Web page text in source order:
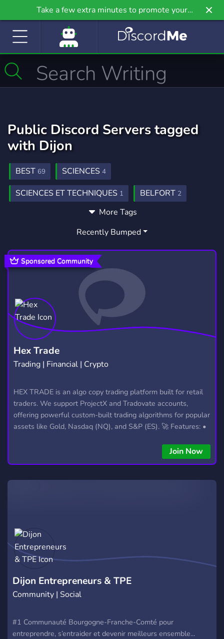
Take a few extra minutes to promote your
community even further on Griv.io, our newest
Public Discord Servers tagged
with Dijon
BEST 69 SCIENCES 4
SCIENCES ET TECHNIQUES 1 BELFORT 2
MACON1 CHALONSURSANE
More Tags
Recently Bumped
Hex Trade
Trading | Financial | Crypto
HEX TRADE is an algo copy trading platform built for retail
traders. We support ProjectX and Tradovate accounts,
offering powerful custom-built trading algorithms for popular
assets like Gold, Nasdaq (NQ), and S&P (ES). 🚀 Features: •
copying • Futures, Forex, and Crypto strategies • Compatible
with major brokers Whether you're a beginner or
Join Now
Sponsored Community
Dijon Entrepreneurs & TPE
Community | Social
#1 Communauté Bourgogne-Franche-Comté pour
entreprendre, s’entraider et devenir meilleurs ensemble...